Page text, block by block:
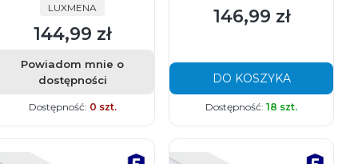
PRODUCENT
LUXMENA
Cena
144,99 zł
Powiadom mnie o
dostępności
Dostępność: 0 szt.
Cena
146,99 zł
DO KOSZYKA
Dostępność:18 szt.